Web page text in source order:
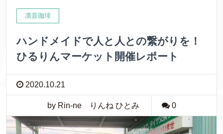
凛音珈琲
ハンドメイドで人と人との繋がりを！
ひるりんマーケット開催レポート
2020.10.21
by Rin-ne りんね ひとみ 0